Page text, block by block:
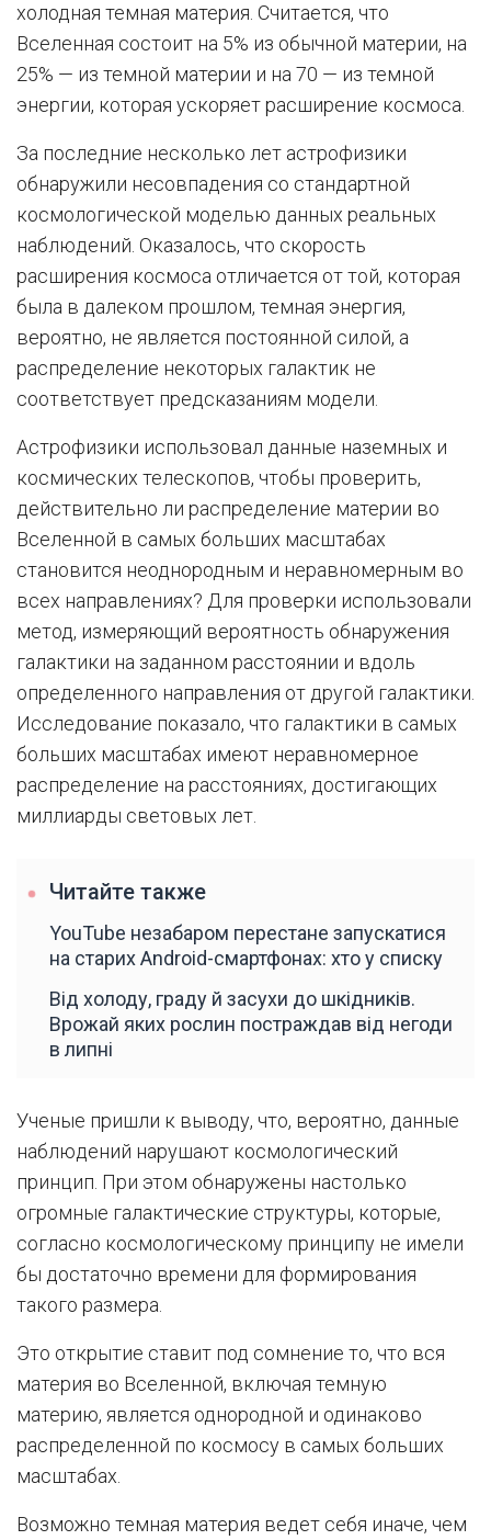
холодная темная материя. Считается, что
Вселенная состоит на 5% из обычной материи, на
25% — из темной материи и на 70 — из темной
энергии, которая ускоряет расширение космоса.
За последние несколько лет астрофизики
обнаружили несовпадения со стандартной
космологической моделью данных реальных
наблюдений. Оказалось, что скорость
расширения космоса отличается от той, которая
была в далеком прошлом, темная энергия,
вероятно, не является постоянной силой, а
распределение некоторых галактик не
соответствует предсказаниям модели.
Астрофизики использовал данные наземных и
космических телескопов, чтобы проверить,
действительно ли распределение материи во
Вселенной в самых больших масштабах
становится неоднородным и неравномерным во
всех направлениях? Для проверки использовали
метод, измеряющий вероятность обнаружения
галактики на заданном расстоянии и вдоль
определенного направления от другой галактики.
Исследование показало, что галактики в самых
больших масштабах имеют неравномерное
распределение на расстояниях, достигающих
миллиарды световых лет.
Читайте также
YouTube незабаром перестане запускатися
на старих Android-смартфонах: хто у списку
Від холоду, граду й засухи до шкідників.
Врожай яких рослин постраждав від негоди
в липні
Ученые пришли к выводу, что, вероятно, данные
наблюдений нарушают космологический
принцип. При этом обнаружены настолько
огромные галактические структуры, которые,
согласно космологическому принципу не имели
бы достаточно времени для формирования
такого размера.
Это открытие ставит под сомнение то, что вся
материя во Вселенной, включая темную
материю, является однородной и одинаково
распределенной по космосу в самых больших
масштабах.
Возможно темная материя ведет себя иначе, чем